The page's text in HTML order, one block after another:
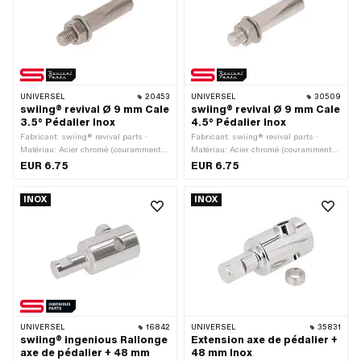
UNIVERSEL 20453
swiing® revival Ø 9 mm Cale
3.5° Pédalier Inox
Fabricant: swiing® revival parts ·
Matériau: Acier chromé (couramment
appelé Nirosta) · Type de filetage:
3.5° · Longueur totale: 44 mm
EUR 6.75
UNIVERSEL 30509
swiing® revival Ø 9 mm Cale
4.5° Pédalier Inox
Fabricant: swiing® revival parts ·
Matériau: Acier chromé (couramment
appelé Nirosta) · Type de filetage:
4.5° · Longueur totale: 43 mm
EUR 6.75
INOX
UNIVERSEL 16842
swiing® ingenious Rallonge
axe de pédalier + 48 mm
INOX
UNIVERSEL 35831
Extension axe de pédalier +
48 mm Inox